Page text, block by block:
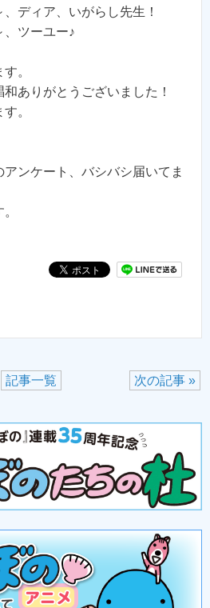
ディア、いがらし先生！
、ツーユー♪
。
ありがとうございました！
。
ンケート、バシバシ届いてま
次の記事 »
記事一覧